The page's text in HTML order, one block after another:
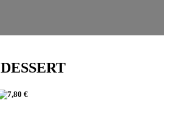
DESSERT
7,80 €